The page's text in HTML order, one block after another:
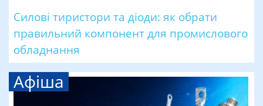
Силові тиристори та діоди: як обрати
правильний компонент для промислового
обладнання
Афіша